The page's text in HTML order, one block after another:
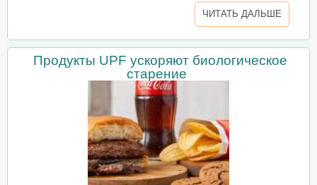
ЧИТАТЬ ДАЛЬШЕ
Продукты UPF ускоряют биологическое
старение